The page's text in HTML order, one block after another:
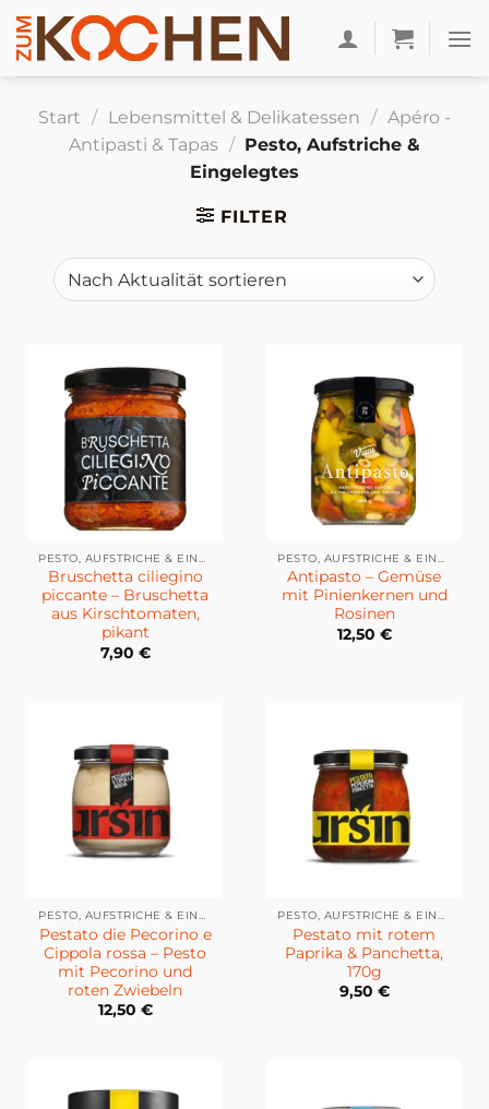
Zum
Inhalt
springen
Start / Lebensmittel & Delikatessen / Apéro -
Antipasti & Tapas / Pesto, Aufstriche &
Eingelegtes
FILTER
PESTO, AUFSTRICHE & EINGELEGTES
Bruschetta ciliegino
piccante – Bruschetta
aus Kirschtomaten,
pikant
7,90 €
PESTO, AUFSTRICHE & EINGELEGTES
Antipasto – Gemüse
mit Pinienkernen und
Rosinen
12,50 €
PESTO, AUFSTRICHE & EINGELEGTES
Pestato die Pecorino e
Cippola rossa – Pesto
mit Pecorino und
roten Zwiebeln
12,50 €
PESTO, AUFSTRICHE & EINGELEGTES
Pestato mit rotem
Paprika & Panchetta,
170g
9,50 €